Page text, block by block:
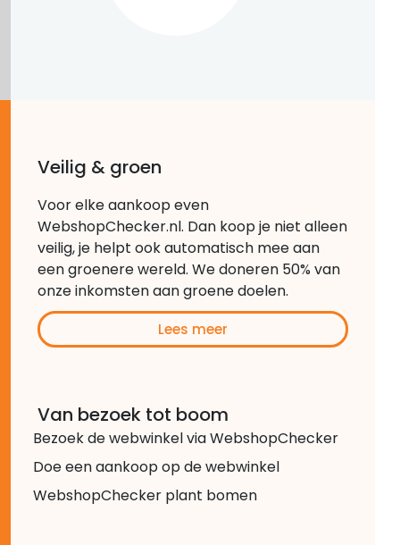
Veilig & groen
Voor elke aankoop even
WebshopChecker.nl. Dan koop je niet alleen
veilig, je helpt ook automatisch mee aan
een groenere wereld. We doneren 50% van
onze inkomsten aan groene doelen.
Lees meer
Van bezoek tot boom
Bezoek de webwinkel via WebshopChecker
Doe een aankoop op de webwinkel
WebshopChecker plant bomen